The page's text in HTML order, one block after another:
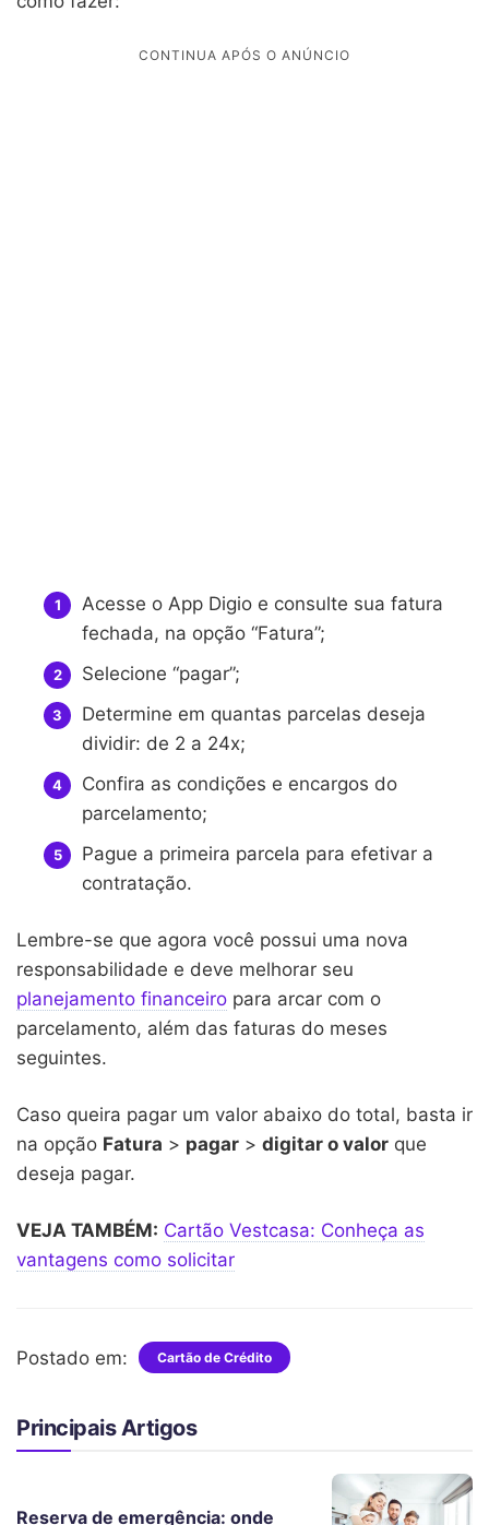
Acesse o App Digio e consulte sua fatura
fechada, na opção “Fatura”;
Selecione “pagar”;
Determine em quantas parcelas deseja
dividir: de 2 a 24x;
Confira as condições e encargos do
parcelamento;
Pague a primeira parcela para efetivar a
contratação.
Lembre-se que agora você possui uma nova
responsabilidade e deve melhorar seu
planejamento financeiro para arcar com o
parcelamento, além das faturas do meses
seguintes.
Caso queira pagar um valor abaixo do total, basta ir
na opção Fatura > pagar > digitar o valor que
deseja pagar.
VEJA TAMBÉM: Cartão Vestcasa: Conheça as
vantagens como solicitar
Postado em: Cartão de Crédito
Principais Artigos
Reserva de emergência: onde